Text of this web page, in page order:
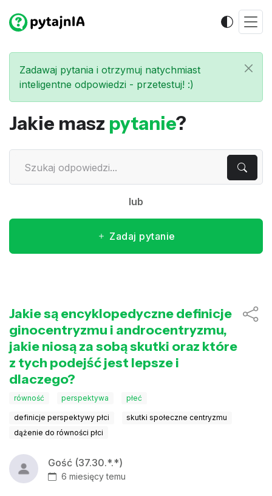
Zadawaj pytania i otrzymuj natychmiast
inteligentne odpowiedzi - przetestuj! :)
Jakie masz pytanie?
lub
Zadaj pytanie
Jakie są encyklopedyczne definicje
ginocentryzmu i androcentryzmu,
jakie niosą za sobą skutki oraz które
z tych podejść jest lepsze i
dlaczego?
równość perspektywa płeć
definicje perspektywy płci
skutki społeczne centryzmu
dążenie do równości płci
Gość (37.30.*.*)
6 miesięcy temu